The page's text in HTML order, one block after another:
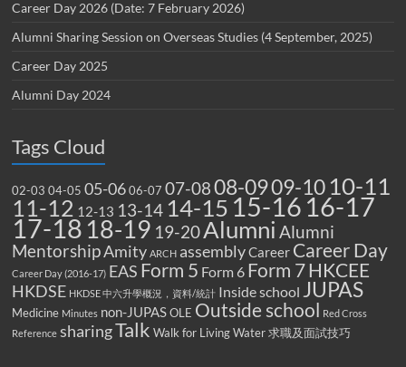
Career Day 2026 (Date: 7 February 2026)
Alumni Sharing Session on Overseas Studies (4 September, 2025)
Career Day 2025
Alumni Day 2024
Tags Cloud
02-03 04-05 05-06 06-07 07-0808-0909-10 10-11
11-12 12-13 13-14 14-15 15-16 16-17
17-18 18-19 19-20Alumni Alumni
MentorshipAmity ARCH assemblyCareer Career Day
Career Day (2016-17) EAS Form 5 Form 6 Form 7HKCEE
HKDSE HKDSE 中六升學概況，資料/統計 Inside school JUPAS
Medicine Minutes non-JUPAS OLE Outside school Red Cross
Reference sharingTalk Walk for Living Water 求職及面試技巧